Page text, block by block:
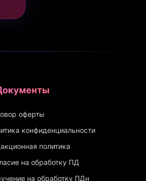
оферты
конфиденциальности
политика
на обработку ПД
на обработку ПДн